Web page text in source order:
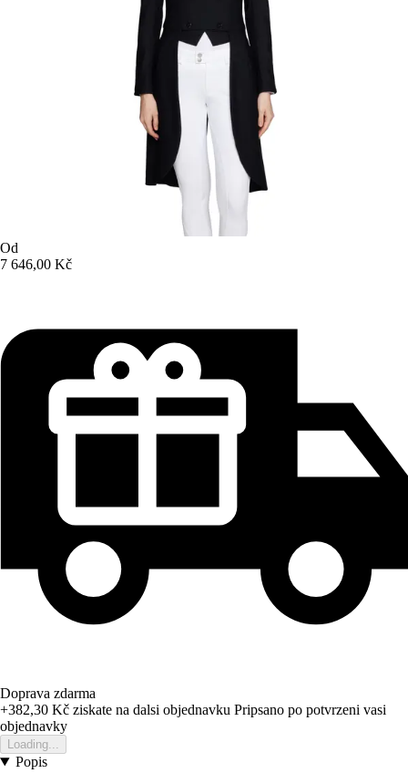
Od
7 646,00 Kč
Doprava zdarma
+382,30 Kč ziskate na dalsi objednavku Pripsano po potvrzeni vasi
objednavky
Loading...
Popis